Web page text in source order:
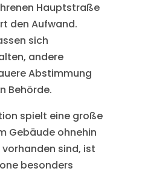
Hauptstraße
den Aufwand.
sich
andere
Abstimmung
Behörde.
spielt eine große
Gebäude ohnehin
sind, ist
besonders